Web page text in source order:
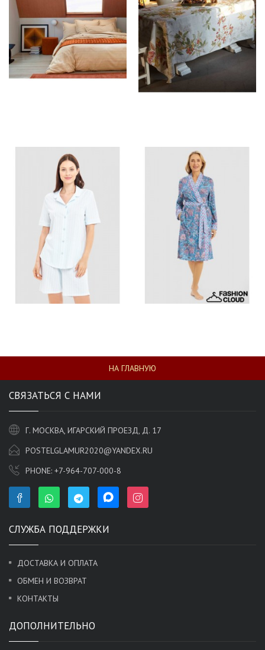
НА ГЛАВНУЮ
СВЯЗАТЬСЯ С НАМИ
Г. МОСКВА, ИГАРСКИЙ ПРОЕЗД, Д. 17
POSTELGLAMUR2020@YANDEX.RU
PHONE: +7-964-707-000-8
СЛУЖБА ПОДДЕРЖКИ
ДОСТАВКА И ОПЛАТА
ОБМЕН И ВОЗВРАТ
КОНТАКТЫ
ДОПОЛНИТЕЛЬНО